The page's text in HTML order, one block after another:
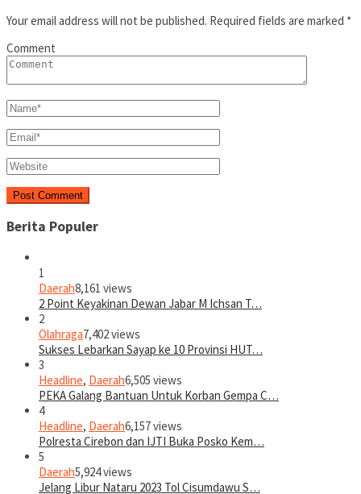
Your email address will not be published. Required fields are marked *
Comment
Berita Populer
1
Daerah8,161 views
2 Point Keyakinan Dewan Jabar M Ichsan T…
2
Olahraga7,402 views
Sukses Lebarkan Sayap ke 10 Provinsi HUT…
3
Headline, Daerah6,505 views
PEKA Galang Bantuan Untuk Korban Gempa C…
4
Headline, Daerah6,157 views
Polresta Cirebon dan IJTI Buka Posko Kem…
5
Daerah5,924 views
Jelang Libur Nataru 2023 Tol Cisumdawu S…